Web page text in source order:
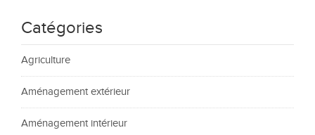
Catégories
Agriculture
Aménagement extérieur
Aménagement intérieur